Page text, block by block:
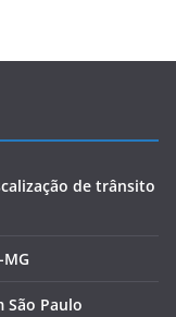
de trânsito
São Paulo